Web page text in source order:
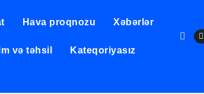
Azərbaycan elminin gələcəyinə
Hava proqnozu Xəbərlər
və təhsil Kateqoriyasız